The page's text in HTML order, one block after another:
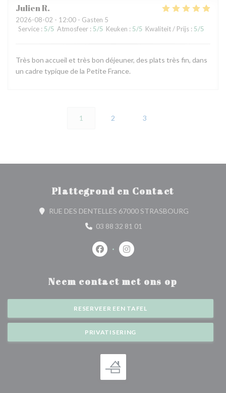
JulienR
2026-08-02 - 12:00 - Gasten 5
Service : 5/5 Atmosfeer : 5/5 Keuken : 5/5 Kwaliteit / Prijs : 5/5
Très bon accueil et très bon déjeuner, des plats très fin, dans
un cadre typique de la Petite France.
1 2 3
Plattegrond en Contact
RUE DES DENTELLES 67000 STRASBOURG
03 88 32 81 01
Facebook ((opent in een nieuw
Instagram ((opent in een
Neem contact met ons op
RESERVEER EEN TAFEL
PRIVATISERING